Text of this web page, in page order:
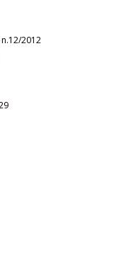
2012